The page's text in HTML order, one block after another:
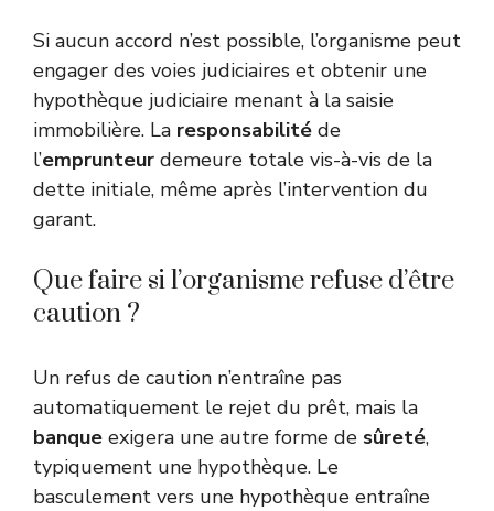
Si aucun accord n’est possible, l’organisme peut
engager des voies judiciaires et obtenir une
hypothèque judiciaire menant à la saisie
immobilière. La responsabilité de
l’emprunteur demeure totale vis-à-vis de la
dette initiale, même après l’intervention du
garant.
Que faire si l’organisme refuse d’être
caution ?
Un refus de caution n’entraîne pas
automatiquement le rejet du prêt, mais la
banque exigera une autre forme de sûreté,
typiquement une hypothèque. Le
basculement vers une hypothèque entraîne